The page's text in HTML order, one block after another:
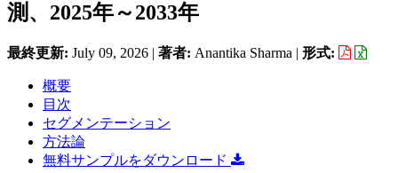
測、2025年～2033年
最終更新: July 09, 2026 | 著者: Anantika Sharma | 形式:
概要
目次
セグメンテーション
方法論
無料サンプルをダウンロード